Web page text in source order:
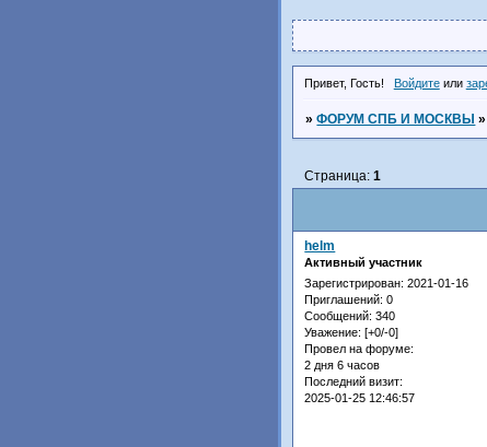
Привет, Гость! Войдитеили
»ФОРУМ СПБ И МОСКВЫ
Страница:1
helm
Активный участник
Зарегистрирован: 2021-01-16
Приглашений: 0
Сообщений: 340
Уважение: [+0/-0]
Провел на форуме:
2 дня 6 часов
Последний визит:
2025-01-25 12:46:57